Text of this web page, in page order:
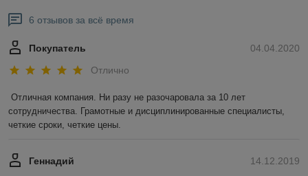
6 отзывов за всё время
04.04.2020
Покупатель
Отлично
Отличная компания. Ни разу не разочаровала за 10 лет
сотрудничества. Грамотные и дисциплинированные специалисты,
четкие сроки, четкие цены.
14.12.2019
Геннадий